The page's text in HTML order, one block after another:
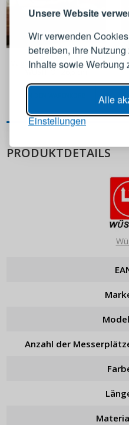
Unsere Website
Wir verwenden
betreiben, ihre
Inhalte sowie Werbung
Alle
Einstellungen
21,90 €
Magnetischer Klingenschutz
PRODUKTDETAILS
Anzahl der
Melden Sie
E-Mail-Adresse